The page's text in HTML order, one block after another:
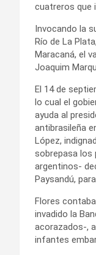
cuatreros que
Invocando la
Río de La
Maracaná, el
Joaquim
El 14 de
lo cual el
ayuda al
antibrasileña
López,
sobrepasa los
argentinos-
Paysandú,
Flores
invadido la
acorazados-,
infantes